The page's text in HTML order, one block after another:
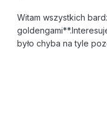
Witam wszystkich
było chyba na tyle